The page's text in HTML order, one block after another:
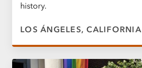
history.
LOS ÁNGELES, CALIFORNIA